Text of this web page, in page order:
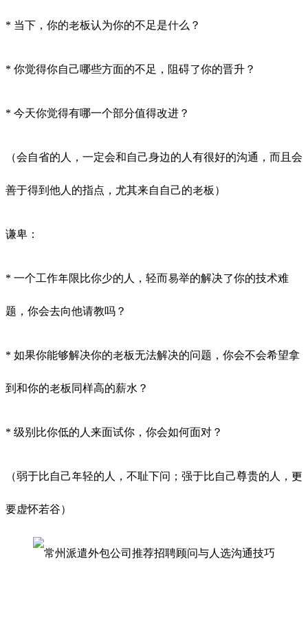
* 当下，你的老板认为你的不足是什么？
* 你觉得你自己哪些方面的不足，阻碍了你的晋升？
* 今天你觉得有哪一个部分值得改进？
（会自省的人，一定会和自己身边的人有很好的沟通，而且会
善于得到他人的指点，尤其来自自己的老板）
谦卑：
* 一个工作年限比你少的人，轻而易举的解决了你的技术难
题，你会去向他请教吗？
* 如果你能够解决你的老板无法解决的问题，你会不会希望拿
到和你的老板同样高的薪水？
* 级别比你低的人来面试你，你会如何面对？
（弱于比自己年轻的人，不耻下问；强于比自己尊贵的人，更
要虚怀若谷）